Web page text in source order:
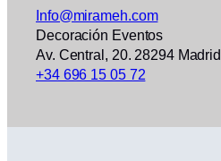
Info@mirameh.com
Decoración Eventos
Av. Central, 20. 28294 Madrid
+34 696 15 05 72